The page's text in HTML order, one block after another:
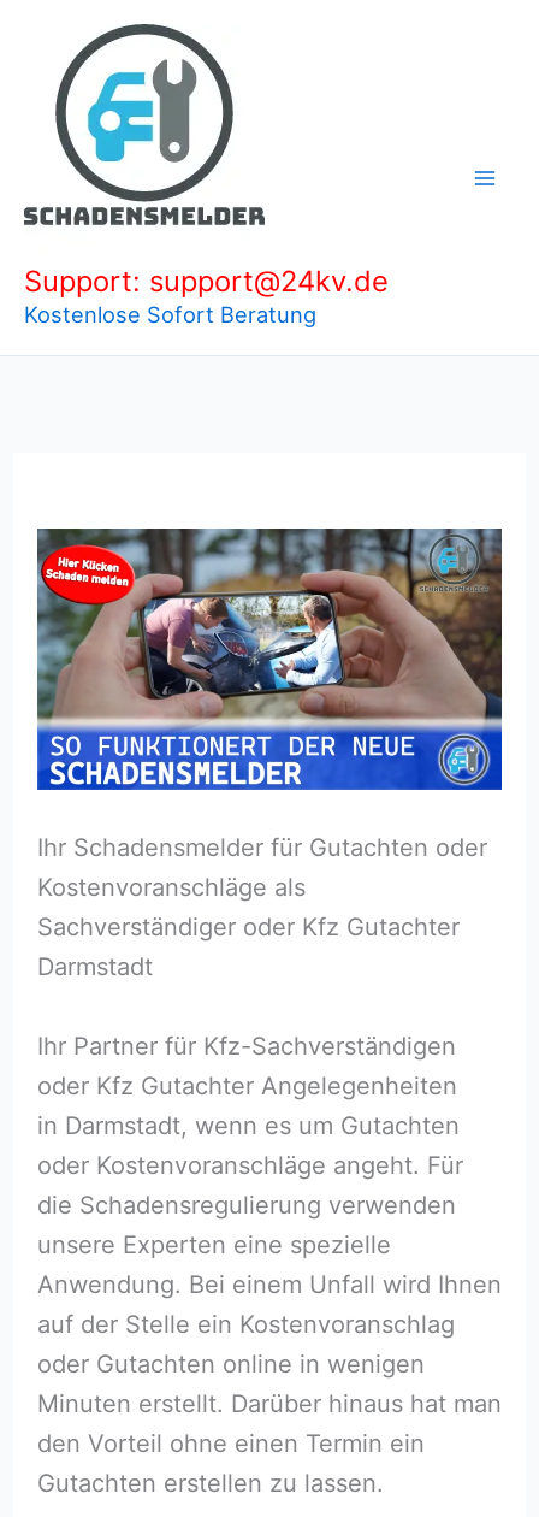
springen
Support: support@24kv.de
Kostenlose Sofort Beratung
Ihr Schadensmelder für Gutachten oder
Kostenvoranschläge als
Sachverständiger oder Kfz Gutachter
Darmstadt
Ihr Partner für Kfz-Sachverständigen
oder Kfz Gutachter Angelegenheiten
in Darmstadt, wenn es um Gutachten
oder Kostenvoranschläge angeht. Für
die Schadensregulierung verwenden
unsere Experten eine spezielle
Anwendung. Bei einem Unfall wird Ihnen
auf der Stelle ein Kostenvoranschlag
oder Gutachten online in wenigen
Minuten erstellt. Darüber hinaus hat man
den Vorteil ohne einen Termin ein
Gutachten erstellen zu lassen.